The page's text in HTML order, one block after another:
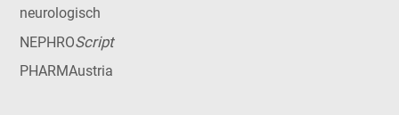
neurologisch
NEPHROScript
PHARMAustria